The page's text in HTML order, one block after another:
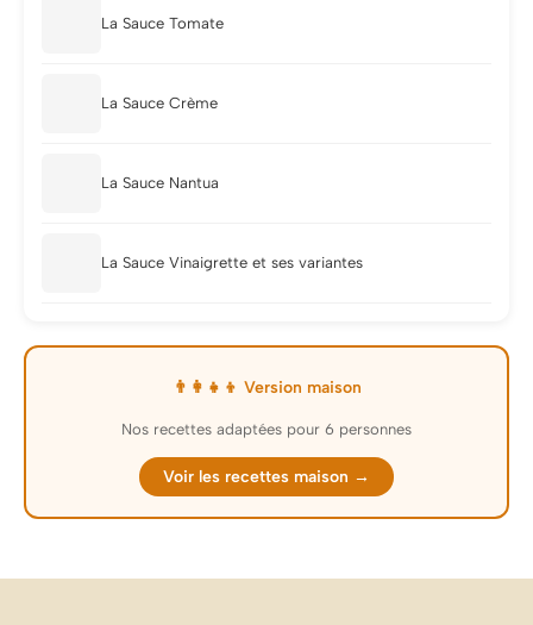
La Sauce Tomate
La Sauce Crème
La Sauce Nantua
La Sauce Vinaigrette et ses variantes
👨‍👩‍👧‍👦 Version maison
Nos recettes adaptées pour 6 personnes
Voir les recettes maison →